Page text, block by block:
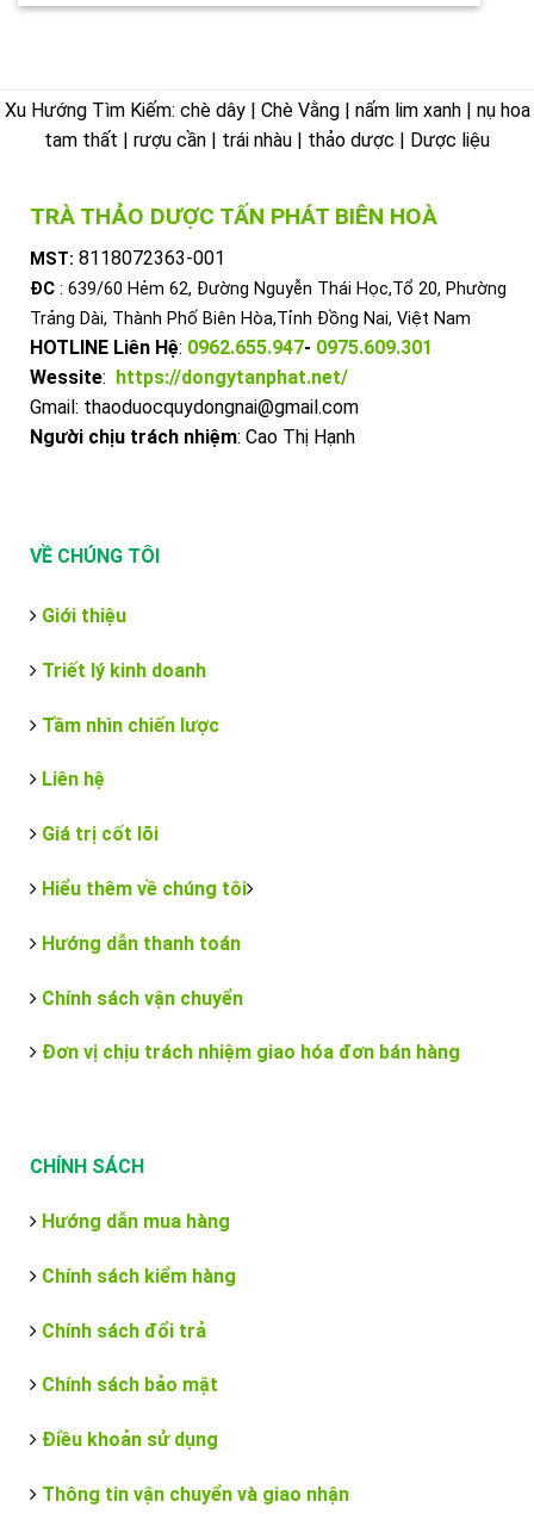
Xu Hướng Tìm Kiếm: chè dây | Chè Vằng | nấm lim xanh | nụ hoa
tam thất | rượu cần | trái nhàu | thảo dược | Dược liệu
TRÀ THẢO DƯỢC TẤN PHÁT BIÊN HOÀ
MST: 8118072363-001
ĐC : 639/60 Hẻm 62, Đường Nguyễn Thái Học,Tổ 20, Phường
Trảng Dài, Thành Phố Biên Hòa,Tỉnh Đồng Nai, Việt Nam
HOTLINE Liên Hệ: 0962.655.947- 0975.609.301
Wessite: https://dongytanphat.net/
Gmail: thaoduocquydongnai@gmail.com
Người chịu trách nhiệm: Cao Thị Hạnh
VỀ CHÚNG TÔI
Giới thiệu
Triết lý kinh doanh
Tầm nhìn chiến lược
Liên hệ
Giá trị cốt lõi
Hiểu thêm về chúng tôi
Hướng dẫn thanh toán
Chính sách vận chuyển
Đơn vị chịu trách nhiệm giao hóa đơn bán hàng
CHÍNH SÁCH
Hướng dẫn mua hàng
Chính sách kiểm hàng
Chính sách đổi trả
Chính sách bảo mật
Điều khoản sử dụng
Thông tin vận chuyển và giao nhận